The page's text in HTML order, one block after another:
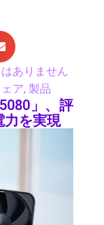
ありません
ア, 製品
」、評
力を実現